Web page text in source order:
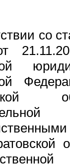
со
от